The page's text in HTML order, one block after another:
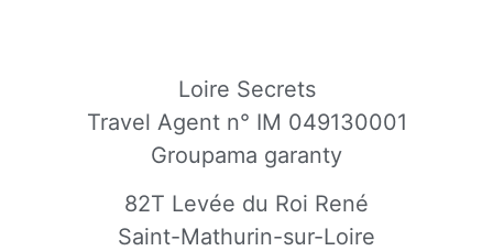
Loire Secrets
Travel Agent n° IM 049130001
Groupama garanty
82T Levée du Roi René
Saint-Mathurin-sur-Loire